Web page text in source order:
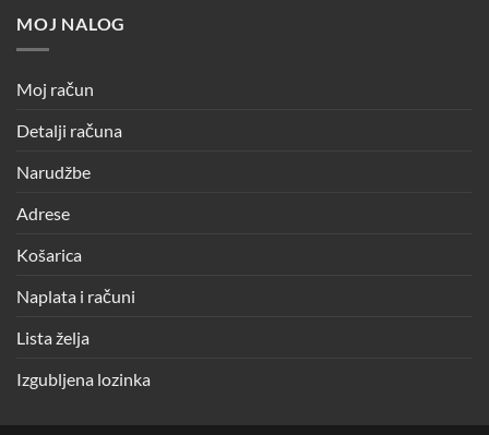
MOJ NALOG
Moj račun
Detalji računa
Narudžbe
Adrese
Košarica
Naplata i računi
Lista želja
Izgubljena lozinka